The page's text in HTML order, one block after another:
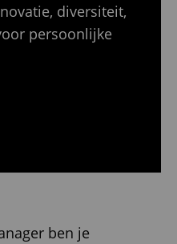
diversiteit,
persoonlijke
ben je